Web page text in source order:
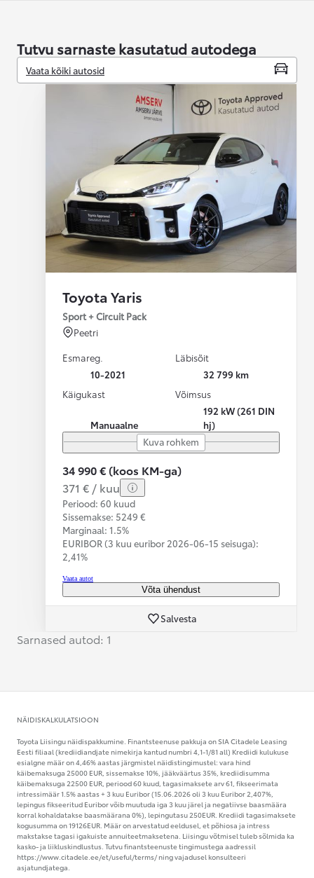
Tutvu sarnaste kasutatud autodega
Vaata kõiki autosid
Toyota Yaris
Sport + Circuit Pack
Peetri
Esmareg.
10-2021
Läbisõit
32 799 km
Käigukast
Manuaalne
Võimsus
192 kW (261 DIN
hj)
Kuva rohkem
34 990 € (koos KM-ga)
371 € / kuu
Periood: 60 kuud
Sissemakse: 5249 €
Marginaal: 1.5%
EURIBOR (3 kuu euribor 2026-06-15 seisuga):
2,41%
Vaata autot
Võta ühendust
Salvesta
Sarnased autod: 1
NÄIDISKALKULATSIOON
Toyota Liisingu näidispakkumine. Finantsteenuse pakkuja on SIA Citadele Leasing
Eesti filiaal (krediidiandjate nimekirja kantud numbri 4,1-1/81 all) Krediidi kulukuse
esialgne määr on 4,46% aastas järgmistel näidistingimustel: vara hind
käibemaksuga 25000 EUR, sissemakse 10%, jääkväärtus 35%, krediidisumma
käibemaksuga 22500 EUR, periood 60 kuud, tagasimaksete arv 61, fikseerimata
intressimäär 1.5% aastas + 3 kuu Euribor (15.06.2026 oli 3 kuu Euribor 2,407%,
lepingus fikseeritud Euribor võib muutuda iga 3 kuu järel ja negatiivse baasmäära
korral kohaldatakse baasmäärana 0%), lepingutasu 250EUR. Krediidi tagasimaksete
kogusumma on 19126EUR. Määr on arvestatud eeldusel, et põhiosa ja intress
makstakse tagasi igakuiste annuiteetmaksetena. Liisingu võtmisel tuleb sõlmida ka
kasko- ja liikluskindlustus. Tutvu finantsteenuste tingimustega aadressil
https://www.citadele.ee/et/useful/terms/ ning vajadusel konsulteeri
asjatundjatega.